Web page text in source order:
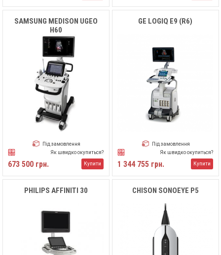
SAMSUNG MEDISON UGEO
H60
Під замовлення
Як швидко окупиться?
673 500 грн. Купити
GE LOGIQ E9 (R6)
Під замовлення
Як швидко окупиться?
1 344 755 грн. Купити
PHILIPS AFFINITI 30 CHISON SONOEYE P5